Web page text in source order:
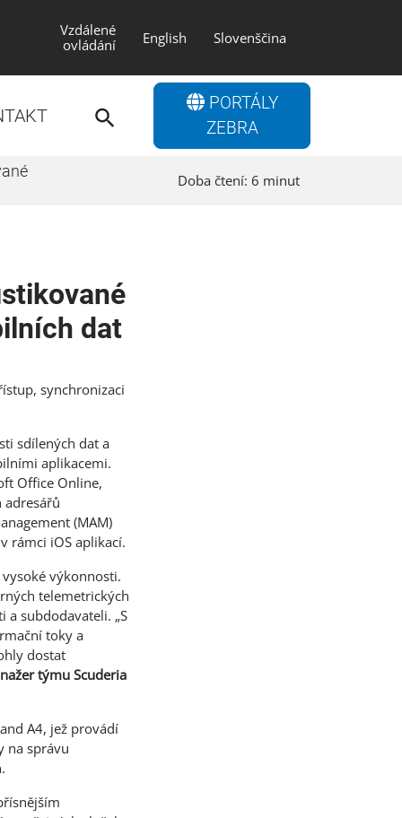
Vzdálené
ovládání
English Slovenščina
PORTÁLY
ZEBRA
Doba čtení: 6 minut
dat
synchronizaci
sdílených dat a
aplikacemi.
Office Online,
(MAM)
rámci iOS aplikací.
výkonnosti.
telemetrických
subdodavateli. „S
toky a
dostat
týmu Scuderia
A4, jež provádí
na správu